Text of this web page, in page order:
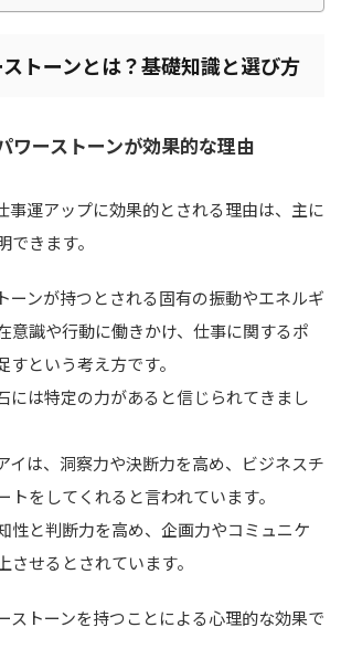
トーンとは？基礎知識と選び方
ワーストーンが効果的な理由
事運アップに効果的とされる理由は、主に
きます。
ーンが持つとされる固有の振動やエネルギ
意識や行動に働きかけ、仕事に関するポ
という考え方です。
には特定の力があると信じられてきまし
イは、洞察力や決断力を高め、ビジネスチ
トをしてくれると言われています。
性と判断力を高め、企画力やコミュニケ
させるとされています。
ストーンを持つことによる心理的な効果で